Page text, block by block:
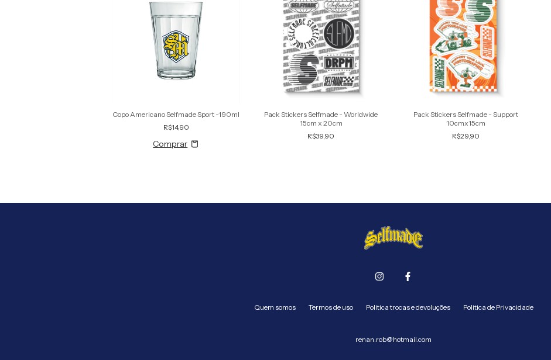
Copo Americano Selfmade Sport -190ml
R$14,90
Pack Stickers Selfmade - Worldwide
15cm x 20cm
R$39,90
Pack Stickers Selfmade - Support
10cmx15cm
R$29,90
Quem somos Termos de uso Politica trocas e devoluções Politica de Privacidade
renan.rob@hotmail.com